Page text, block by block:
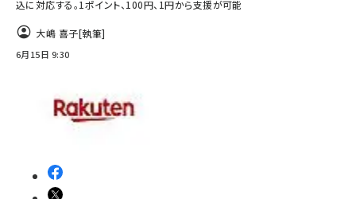
込に対応する。1ポイント、100円、1円から支援が可能
大嶋 喜子[執筆]
6月15日 9:30